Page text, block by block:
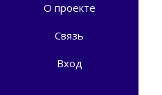
О проекте
Связь
Вход